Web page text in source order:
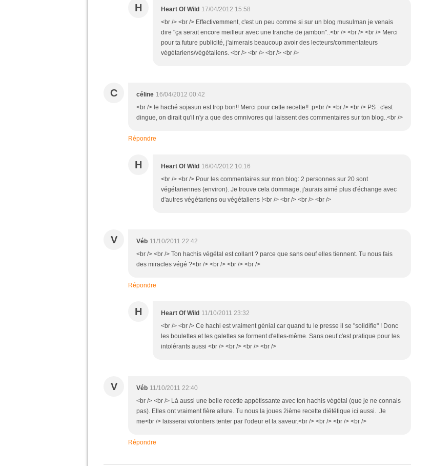
H Heart Of Wild 17/04/2012 15:58
<br /> <br /> Effectivemment, c'est un peu comme si sur un blog musulman je venais
dire "ça serait encore meilleur avec une tranche de jambon"..<br /> <br /> <br /> Merci
pour ta future publicité, j'aimerais beaucoup avoir des lecteurs/commentateurs
végétariens/végétaliens. <br /> <br /> <br /> <br />
C céline 16/04/2012 00:42
<br /> le haché sojasun est trop bon!! Merci pour cette recette!! :p<br /> <br /> <br /> PS : c'est
dingue, on dirait qu'il n'y a que des omnivores qui laissent des commentaires sur ton blog..<br />
Répondre
H Heart Of Wild 16/04/2012 10:16
<br /> <br /> Pour les commentaires sur mon blog: 2 personnes sur 20 sont
végétariennes (environ). Je trouve cela dommage, j'aurais aimé plus d'échange avec
d'autres végétariens ou végétaliens !<br /> <br /> <br /> <br />
V Véb 11/10/2011 22:42
<br /> <br /> Ton hachis végétal est collant ? parce que sans oeuf elles tiennent. Tu nous fais
des miracles végé ?<br /> <br /> <br /> <br />
Répondre
H Heart Of Wild 11/10/2011 23:32
<br /> <br /> Ce hachi est vraiment génial car quand tu le presse il se "solidifie" ! Donc
les boulettes et les galettes se forment d'elles-même. Sans oeuf c'est pratique pour les
intolérants aussi <br /> <br /> <br /> <br />
V Véb 11/10/2011 22:40
<br /> <br /> Là aussi une belle recette appétissante avec ton hachis végétal (que je ne connais
pas). Elles ont vraiment fière allure. Tu nous la joues 2ième recette diététique ici aussi. Je
me<br /> laisserai volontiers tenter par l'odeur et la saveur.<br /> <br /> <br /> <br />
Répondre